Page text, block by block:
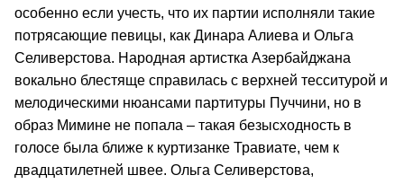
особенно если учесть, что их партии исполняли такие
потрясающие певицы, как Динара Алиева и Ольга
Селиверстова. Народная артистка Азербайджана
вокально блестяще справилась с верхней тесситурой и
мелодическими нюансами партитуры Пуччини, но в
образ Мимине не попала – такая безысходность в
голосе была ближе к куртизанке Травиате, чем к
двадцатилетней швее. Ольга Селиверстова,